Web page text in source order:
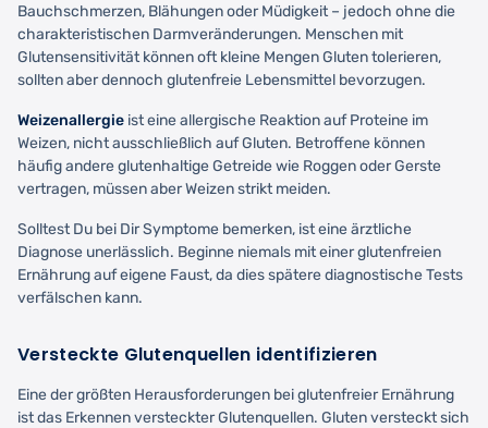
Bauchschmerzen, Blähungen oder Müdigkeit – jedoch ohne die
charakteristischen Darmveränderungen. Menschen mit
Glutensensitivität können oft kleine Mengen Gluten tolerieren,
sollten aber dennoch glutenfreie Lebensmittel bevorzugen.
Weizenallergie ist eine allergische Reaktion auf Proteine im
Weizen, nicht ausschließlich auf Gluten. Betroffene können
häufig andere glutenhaltige Getreide wie Roggen oder Gerste
vertragen, müssen aber Weizen strikt meiden.
Solltest Du bei Dir Symptome bemerken, ist eine ärztliche
Diagnose unerlässlich. Beginne niemals mit einer glutenfreien
Ernährung auf eigene Faust, da dies spätere diagnostische Tests
verfälschen kann.
Versteckte Glutenquellen identifizieren
Eine der größten Herausforderungen bei glutenfreier Ernährung
ist das Erkennen versteckter Glutenquellen. Gluten versteckt sich